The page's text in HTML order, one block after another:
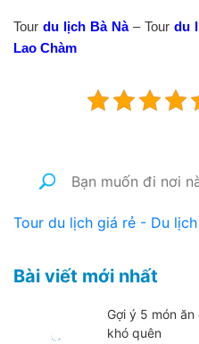
Tour du lịch Bà Nà– Tour du
Lao Chàm
Tour du lịch giá rẻ - Du
Bài viết mới nhất
Gợi ý 5 món
khó quên